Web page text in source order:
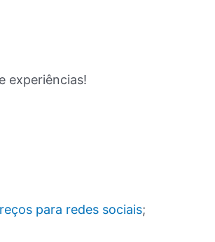
experiências!
para redes sociais;